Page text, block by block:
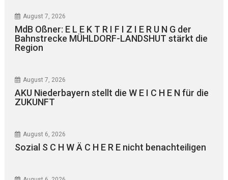
August 7, 2026
MdB Oßner: E L E K T R I F I Z I E R U N G der
Bahnstrecke MÜHLDORF-LANDSHUT stärkt die
Region
August 7, 2026
AKU Niederbayern stellt die W E I C H E N für die
ZUKUNFT
August 6, 2026
Sozial S C H W Ä C H E R E nicht benachteiligen